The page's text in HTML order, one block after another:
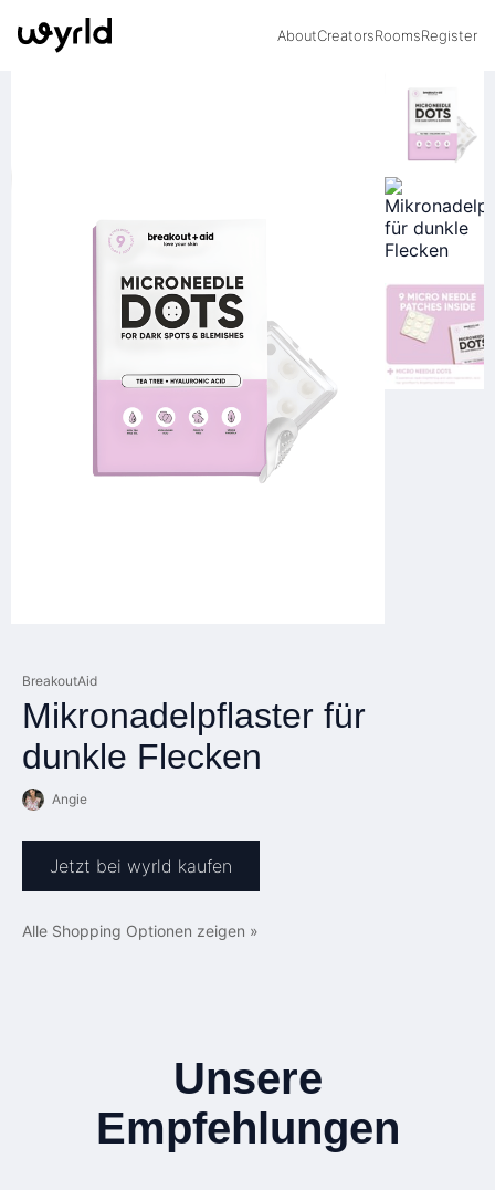
AboutCreatorsRoomsRegister
BreakoutAid
Mikronadelpflaster für
dunkle Flecken
Angie
Jetzt bei wyrld kaufen
Alle Shopping Optionen zeigen »
Unsere
Empfehlungen